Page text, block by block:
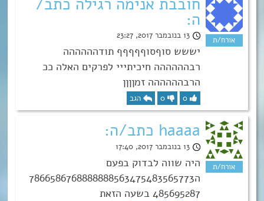
ה:
13 בנובמבר 2017, 23:27
יששש סוףסוףףףףף תודהההההה
רבהההההה חיכיתייי לפרקים האלה ככ
הרבהההההה זמןןןן
0
0 הגב
haaaa כתב/ה:
13 בנובמבר 2017, 17:40
היה שווה לבדוק בפעם
ה7866586768888888563475483565773
485695287 בשעה הזאת